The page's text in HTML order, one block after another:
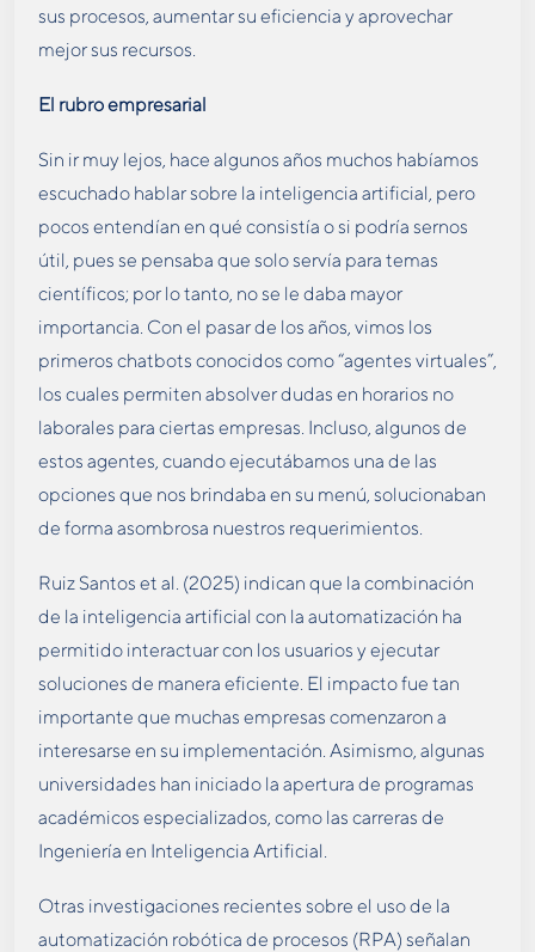
sus procesos, aumentar su eficiencia y aprovechar
mejor sus recursos.
El rubro empresarial
Sin ir muy lejos, hace algunos años muchos habíamos
escuchado hablar sobre la inteligencia artificial, pero
pocos entendían en qué consistía o si podría sernos
útil, pues se pensaba que solo servía para temas
científicos; por lo tanto, no se le daba mayor
importancia. Con el pasar de los años, vimos los
primeros chatbots conocidos como “agentes virtuales”,
los cuales permiten absolver dudas en horarios no
laborales para ciertas empresas. Incluso, algunos de
estos agentes, cuando ejecutábamos una de las
opciones que nos brindaba en su menú, solucionaban
de forma asombrosa nuestros requerimientos.
Ruiz Santos et al. (2025) indican que la combinación
de la inteligencia artificial con la automatización ha
permitido interactuar con los usuarios y ejecutar
soluciones de manera eficiente. El impacto fue tan
importante que muchas empresas comenzaron a
interesarse en su implementación. Asimismo, algunas
universidades han iniciado la apertura de programas
académicos especializados, como las carreras de
Ingeniería en Inteligencia Artificial.
Otras investigaciones recientes sobre el uso de la
automatización robótica de procesos (RPA) señalan